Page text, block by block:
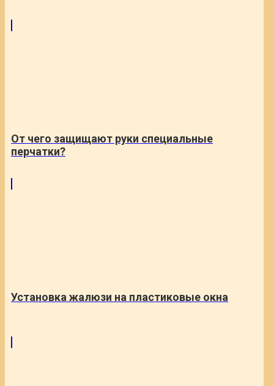
От чего защищают руки специальные
перчатки?
Установка жалюзи на пластиковые окна